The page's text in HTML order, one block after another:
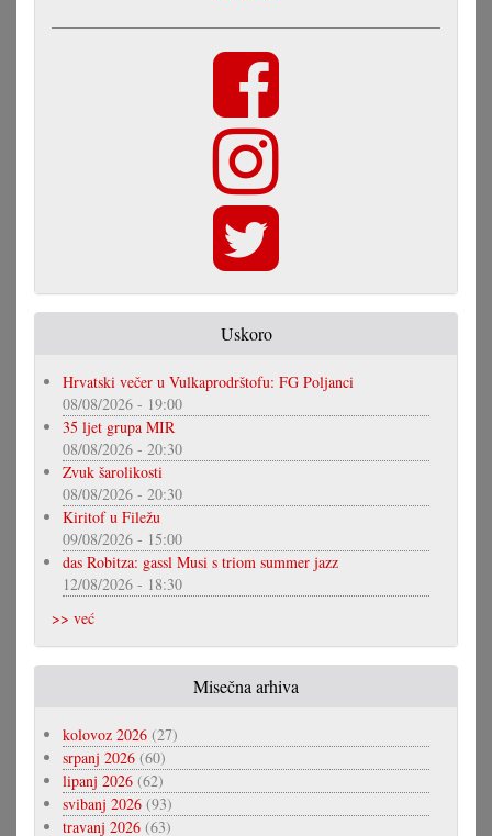
Uskoro
Hrvatski večer u Vulkaprodrštofu: FG Poljanci
08/08/2026 - 19:00
35 ljet grupa MIR
08/08/2026 - 20:30
Zvuk šarolikosti
08/08/2026 - 20:30
Kiritof u Filežu
09/08/2026 - 15:00
das Robitza: gassl Musi s triom summer jazz
12/08/2026 - 18:30
>> već
Misečna arhiva
kolovoz 2026 (27)
srpanj 2026 (60)
lipanj 2026 (62)
svibanj 2026 (93)
travanj 2026 (63)